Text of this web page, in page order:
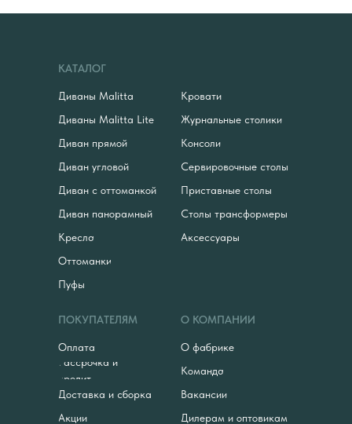
КАТАЛОГ
ПОКУПАТЕЛЯМ О КОМПАНИИ
Диваны Malitta Кровати
Оплата
О фабрике
Команда
Вакансии
Дилерам и оптовикам
Рассрочка и
кредит
Доставка и сборка
Акции
Журнальные столики
Консоли
Сервировочные столы
Приставные столы
Столы трансформеры
Аксессуары
Диваны Malitta Lite
Диван прямой
Диван угловой
Диван с оттоманкой
Диван панорамный
Кресла
Оттоманки
Пуфы